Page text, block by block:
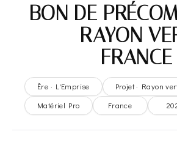
BON DE
– RAYON
FRANCE
Ère · L'Emprise
Projet · Rayon
Matériel Pro
France